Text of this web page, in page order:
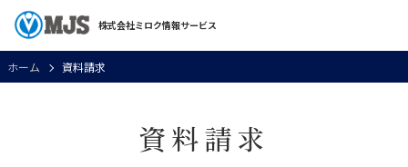
株式会社ミロク情報サービス
ホーム 資料請求
資料請求